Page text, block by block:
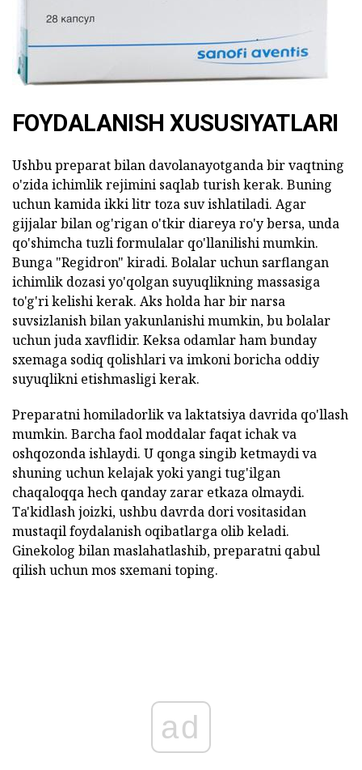
FOYDALANISH XUSUSIYATLARI
Ushbu preparat bilan davolanayotganda bir vaqtning
o'zida ichimlik rejimini saqlab turish kerak. Buning
uchun kamida ikki litr toza suv ishlatiladi. Agar
gijjalar bilan og'rigan o'tkir diareya ro'y bersa, unda
qo'shimcha tuzli formulalar qo'llanilishi mumkin.
Bunga "Regidron" kiradi. Bolalar uchun sarflangan
ichimlik dozasi yo'qolgan suyuqlikning massasiga
to'g'ri kelishi kerak. Aks holda har bir narsa
suvsizlanish bilan yakunlanishi mumkin, bu bolalar
uchun juda xavflidir. Keksa odamlar ham bunday
sxemaga sodiq qolishlari va imkoni boricha oddiy
suyuqlikni etishmasligi kerak.
Preparatni homiladorlik va laktatsiya davrida qo'llash
mumkin. Barcha faol moddalar faqat ichak va
oshqozonda ishlaydi. U qonga singib ketmaydi va
shuning uchun kelajak yoki yangi tug'ilgan
chaqaloqqa hech qanday zarar etkaza olmaydi.
Ta'kidlash joizki, ushbu davrda dori vositasidan
mustaqil foydalanish oqibatlarga olib keladi.
Ginekolog bilan maslahatlashib, preparatni qabul
qilish uchun mos sxemani toping.
ad